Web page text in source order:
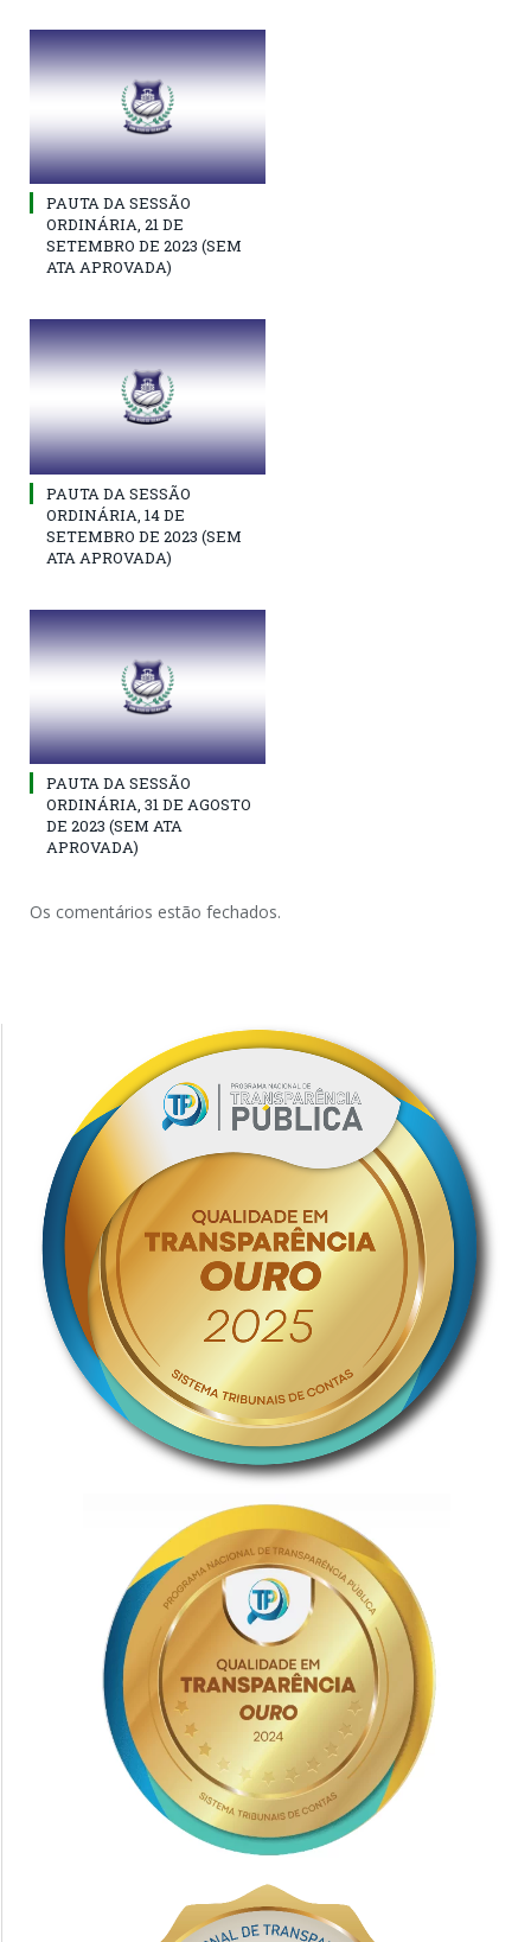
PAUTA DA SESSÃO
ORDINÁRIA, 21 DE
SETEMBRO DE 2023 (SEM
ATA APROVADA)
PAUTA DA SESSÃO
ORDINÁRIA, 14 DE
SETEMBRO DE 2023 (SEM
ATA APROVADA)
PAUTA DA SESSÃO
ORDINÁRIA, 31 DE AGOSTO
DE 2023 (SEM ATA
APROVADA)
Os comentários estão fechados.